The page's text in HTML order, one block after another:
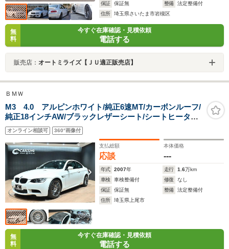
保証
保証無 整備
法定整備付
住所
埼玉県さいたま市岩槻区
無
料
今すぐ在庫確認・見積依頼
電話する
販売店： オートミライズ【ＪＵ適正販売店】
ＢＭＷ
M3 4.0 アルピンホワイト/純正6速MT/カーボンルーフ/
純正18インチAW/ブラックレザーシート/シートヒーター/
パワーシート/プッシュスタート/コーナーセンサー/純正ナ
ビゲーション/プッシュスタート/パワステ/ETC
オンライン相談可 360°画像付
支払総額
応談
本体価格
---
年式 2007年 走行 1.6万km
車検
車検整備付 修復
なし
保証
保証無 整備
法定整備付
住所
埼玉県上尾市
無
料
今すぐ在庫確認・見積依頼
電話する